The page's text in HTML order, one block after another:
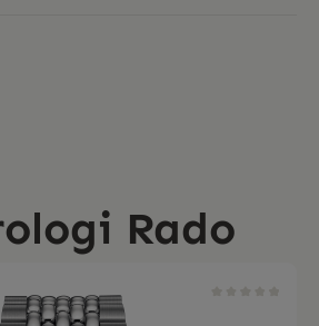
Rado